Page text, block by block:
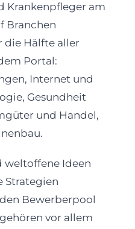
Krankenpfleger am
Branchen
die Hälfte aller
Portal:
Internet und
Gesundheit
und Handel,
weltoffene Ideen
Strategien
Bewerberpool
vor allem